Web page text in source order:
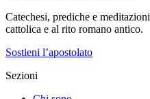
Catechesi, prediche e
cattolica e al rito romano antico.
Sostieni l’apostolato
Sezioni